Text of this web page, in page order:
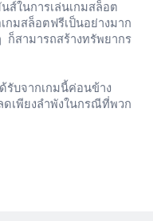
ส์ในการเล่นเกมสล็อต
กมสล็อตฟรีเป็นอย่างมาก
ก็สามารถสร้างทรัพยากร
รับจากเกมนี้ค่อนข้าง
ดเพียงลำพังในกรณีที่พวก